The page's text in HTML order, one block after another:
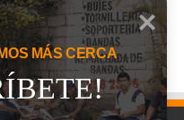
MÁS CERCA